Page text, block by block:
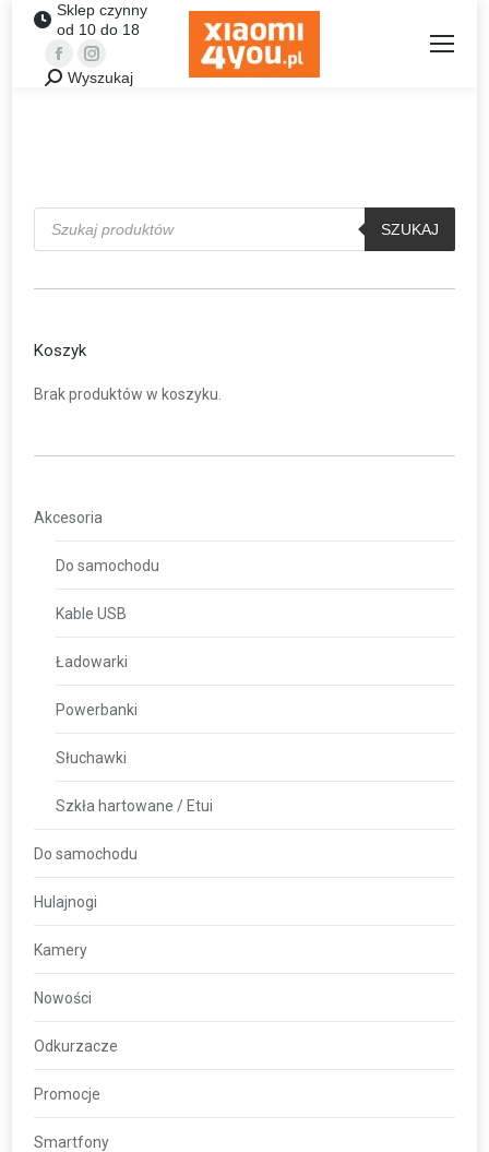
Sklep czynny
od 10 do 18
FacebookInstagram
Szukaj:Wyszukaj
Wyszukiwarka
produktów
SZUKAJ
Koszyk
Brak produktów w koszyku.
Akcesoria
Do samochodu
Kable USB
Ładowarki
Powerbanki
Słuchawki
Szkła hartowane / Etui
Do samochodu
Hulajnogi
Kamery
Nowości
Odkurzacze
Promocje
Smartfony